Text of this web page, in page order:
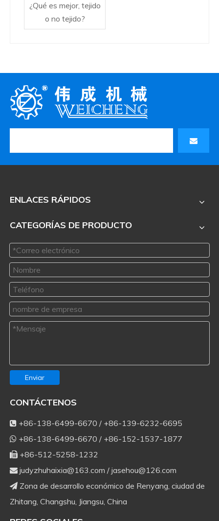
¿Qué es mejor, tejido
o no tejido?
ENLACES RÁPIDOS
CATEGORÍAS DE PRODUCTO
Enviar
CONTÁCTENOS
 +86-138-6499-6670 / +86-139-6232-6695
 +86-138-6499-6670 / +86-152-1537-1877
 +86-512-5258-1232
 judyzhuhaixia@163.com / jasehou@126.com
 Zona de desarrollo económico de Renyang, ciudad de
Zhitang, Changshu, Jiangsu, China